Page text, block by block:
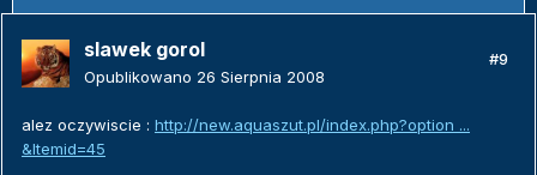
slawek gorol
Opublikowano 26 Sierpnia 2008
#9
alez oczywiscie : http://new.aquaszut.pl/index.php?option ...
&Itemid=45